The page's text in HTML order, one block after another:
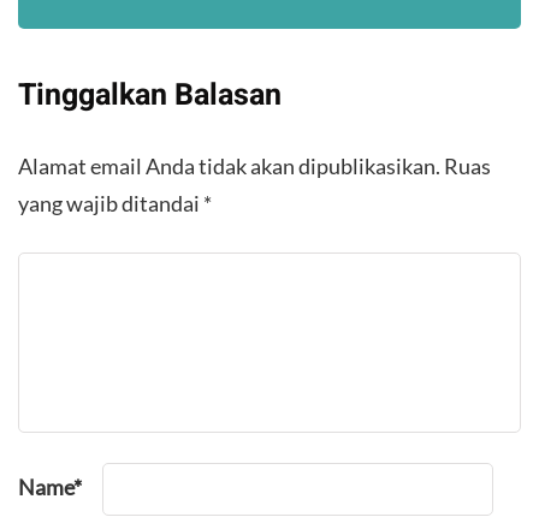
Tinggalkan Balasan
Alamat email Anda tidak akan dipublikasikan. Ruas
yang wajib ditandai *
Name*